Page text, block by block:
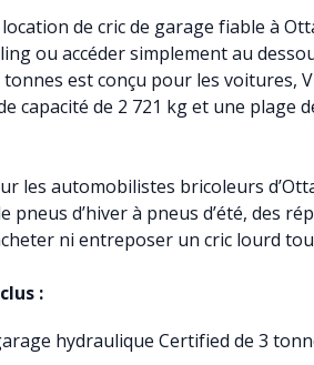
location de cric de garage fiable à
ou accéder simplement au
tonnes est conçu pour les voitures,
capacité de 2 721 kg et une
les automobilistes bricoleurs
pneus d’hiver à pneus d’été, des
ni entreposer un cric lourd
:
hydraulique Certified de 3